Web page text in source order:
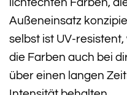
Außeneinsatz
selbst ist UV-
die Farben auch bei
über einen langen